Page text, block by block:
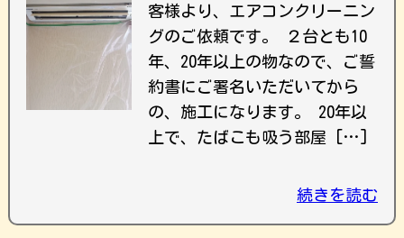
客様より、エアコンクリーニン
グのご依頼です。 ２台とも10
年、20年以上の物なので、ご誓
約書にご署名いただいてから
の、施工になります。 20年以
上で、たばこも吸う部屋 […]
続きを読む